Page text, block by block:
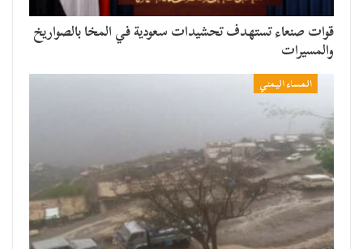
قوات صنعاء تستهدف تحشيدات سعودية في المخا بالصواريخ
والمسيرات
المساء اليمني